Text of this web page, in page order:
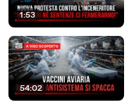
1:53
54:02